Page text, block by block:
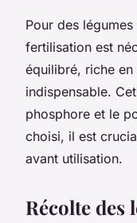
Pour des
fertilisation est
équilibré, riche en
indispensable.
phosphore et le
choisi, il est
avant utilisation.
Récolte des